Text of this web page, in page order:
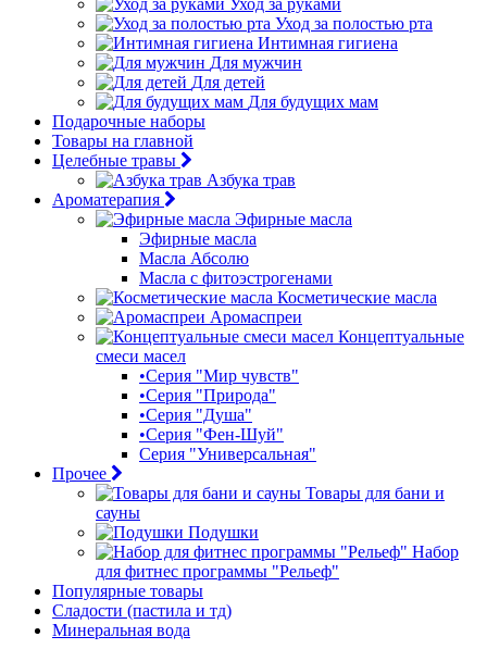
Уход за руками
Уход за полостью рта
Интимная гигиена
Для мужчин
Для детей
Для будущих мам
Подарочные наборы
Товары на главной
Целебные травы
Азбука трав
Ароматерапия
Эфирные масла
Эфирные масла
Масла Абсолю
Масла с фитоэстрогенами
Косметические масла
Аромаспреи
Концептуальные
смеси масел
•Серия "Мир чувств"
•Серия "Природа"
•Серия "Душа"
•Серия "Фен-Шуй"
Серия "Универсальная"
Прочее
Товары для бани и
сауны
Подушки
Набор
для фитнес программы "Рельеф"
Популярные товары
Сладости (пастила и тд)
Минеральная вода